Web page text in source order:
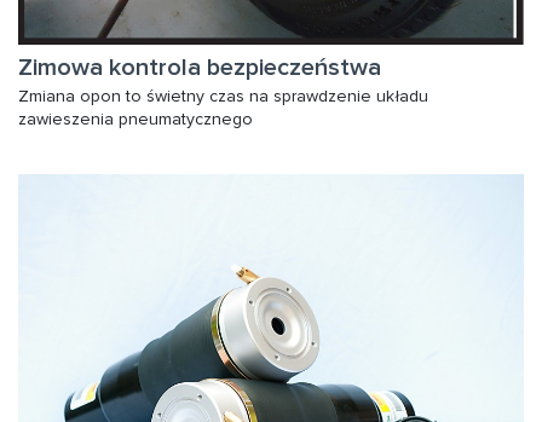
Zimowa kontrola bezpieczeństwa
Zmiana opon to świetny czas na sprawdzenie układu
zawieszenia pneumatycznego